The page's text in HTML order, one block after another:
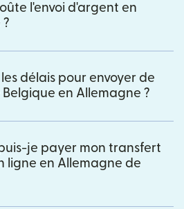
l'envoi d'argent en
délais pour envoyer de
en Allemagne ?
je payer mon transfert
ligne en Allemagne de